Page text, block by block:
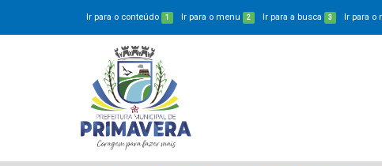
Ir para o conteúdo 1 Ir para o menu 2 Ir para a busca 3 Ir para o